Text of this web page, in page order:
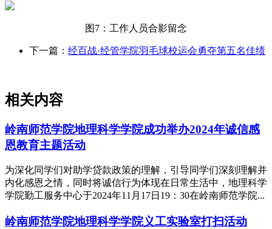
图7：工作人员合影留念
下一篇： 经百战·经管学院羽毛球校运会勇夺第五名佳绩
相关内容
岭南师范学院地理科学学院成功举办2024年诚信感
恩教育主题活动
为深化同学们对助学贷款政策的理解，引导同学们深刻理解并
内化感恩之情，同时将诚信行为体现在日常生活中，地理科学
学院勤工服务中心于2024年11月17日19：30在岭南师范学院...
岭南师范学院地理科学学院义工实验室打扫活动